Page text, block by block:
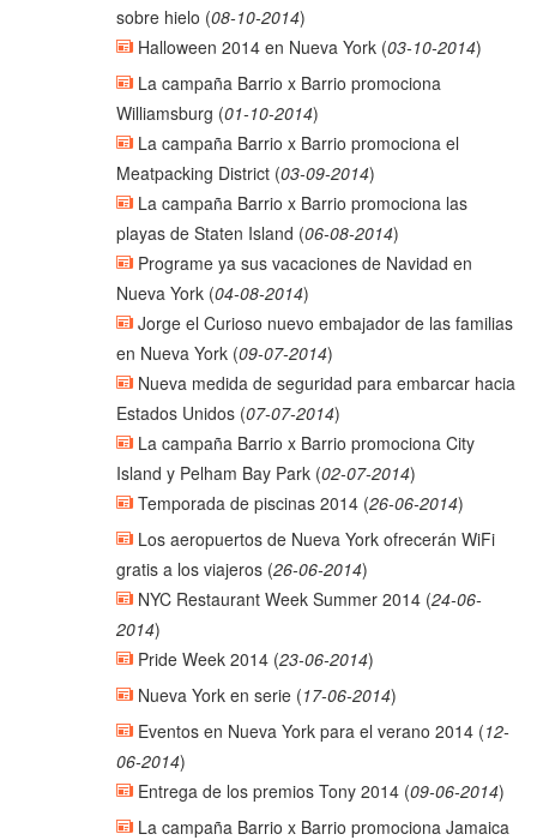
sobre hielo (08-10-2014)
Halloween 2014 en Nueva York(03-10-2014)
La campaña Barrio x Barrio promociona
Williamsburg (01-10-2014)
La campaña Barrio x Barrio promociona el
Meatpacking District(03-09-2014)
La campaña Barrio x Barrio promociona las
playas de Staten Island (06-08-2014)
Programe ya sus vacaciones de Navidad en
Nueva York(04-08-2014)
Jorge el Curioso nuevo embajador de las familias
en Nueva York(09-07-2014)
Nueva medida de seguridad para embarcar hacia
Estados Unidos(07-07-2014)
La campaña Barrio x Barrio promociona City
Island y Pelham Bay Park(02-07-2014)
Temporada de piscinas 2014(26-06-2014)
Los aeropuertos de Nueva York ofrecerán WiFi
gratis a los viajeros(26-06-2014)
NYC Restaurant Week Summer 2014(24-06-
2014)
Pride Week 2014(23-06-2014)
Nueva York en serie(17-06-2014)
Eventos en Nueva York para el verano 2014(12-
06-2014)
Entrega de los premios Tony 2014(09-06-2014)
La campaña Barrio x Barrio promociona Jamaica